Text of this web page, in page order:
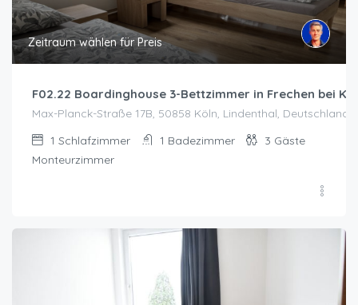
Zeitraum wählen für Preis
F02.22 Boardinghouse 3-Bettzimmer in Frechen bei
Max-Planck-Straße 17B, 50858 Köln, Lindenthal, Deutschland,
1 Schlafzimmer 1 Badezimmer 3 Gäste
Monteurzimmer